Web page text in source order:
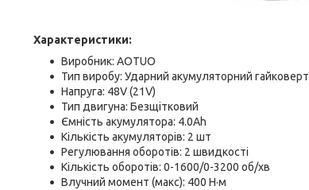
Характеристики:
Виробник: АOTUO
Тип виробу: Ударний акумуляторний гайковерт
Напруга: 48V (21V)
Тип двигуна: Безщітковий
Ємність акумулятора: 4.0Ah
Кількість акумуляторів: 2 шт
Регулювання оборотів: 2 швидкості
Кількість оборотів: 0-1600/0-3200 об/хв
Влучний момент (макс): 400 Н·м